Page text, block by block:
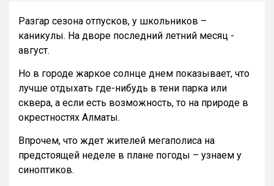
Разгар сезона отпусков, у школьников –
каникулы. На дворе последний летний месяц -
август.
Но в городе жаркое солнце днем показывает, что
лучше отдыхать где-нибудь в тени парка или
сквера, а если есть возможность, то на природе в
окрестностях Алматы.
Впрочем, что ждет жителей мегаполиса на
предстоящей неделе в плане погоды – узнаем у
синоптиков.